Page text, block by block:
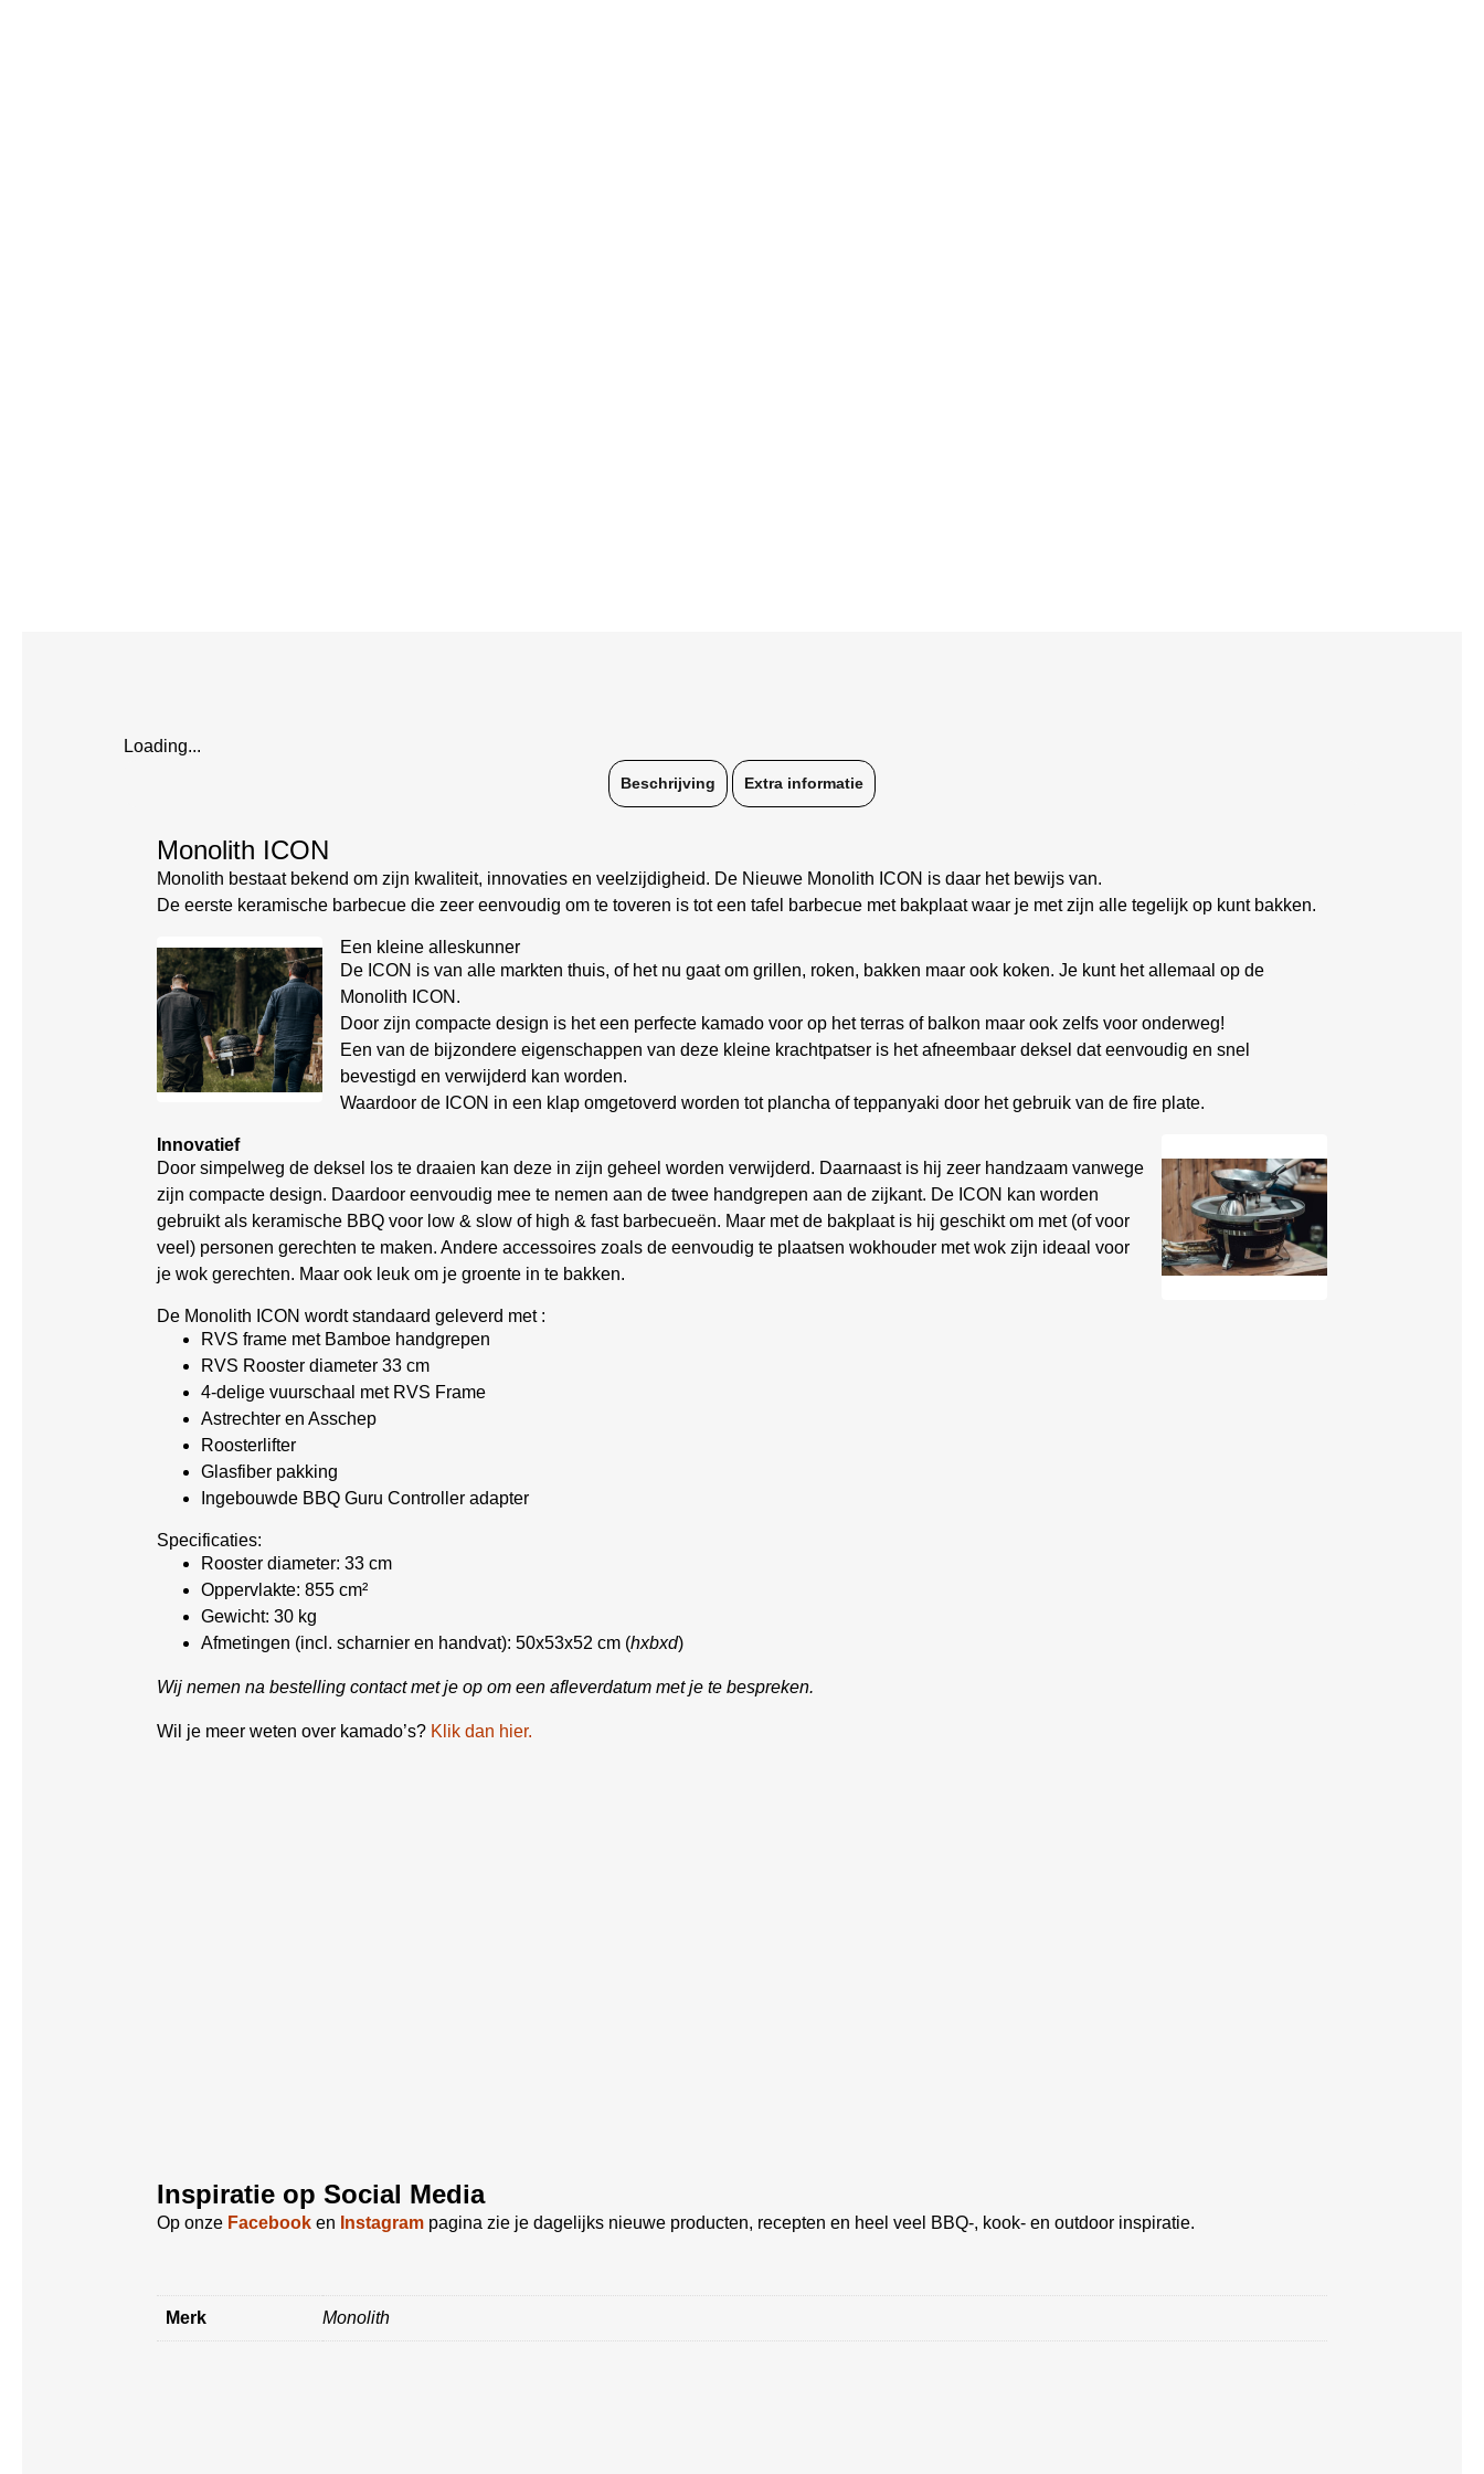
Loading...
Beschrijving Extra informatie
Monolith ICON
Monolith bestaat bekend om zijn kwaliteit, innovaties en veelzijdigheid. De Nieuwe Monolith ICON is daar het bewijs van.
De eerste keramische barbecue die zeer eenvoudig om te toveren is tot een tafel barbecue met bakplaat waar je met zijn alle tegelijk op kunt bakken.
Een kleine alleskunner
De ICON is van alle markten thuis, of het nu gaat om grillen, roken, bakken maar ook koken. Je kunt het allemaal op de
Monolith ICON.
Door zijn compacte design is het een perfecte kamado voor op het terras of balkon maar ook zelfs voor onderweg!
Een van de bijzondere eigenschappen van deze kleine krachtpatser is het afneembaar deksel dat eenvoudig en snel
bevestigd en verwijderd kan worden.
Waardoor de ICON in een klap omgetoverd worden tot plancha of teppanyaki door het gebruik van de fire plate.
Innovatief
Door simpelweg de deksel los te draaien kan deze in zijn geheel worden verwijderd. Daarnaast is hij zeer handzaam vanwege
zijn compacte design. Daardoor eenvoudig mee te nemen aan de twee handgrepen aan de zijkant. De ICON kan worden
gebruikt als keramische BBQ voor low & slow of high & fast barbecueën. Maar met de bakplaat is hij geschikt om met (of voor
veel) personen gerechten te maken. Andere accessoires zoals de eenvoudig te plaatsen wokhouder met wok zijn ideaal voor
je wok gerechten. Maar ook leuk om je groente in te bakken.
De Monolith ICON wordt standaard geleverd met :
RVS frame met Bamboe handgrepen
RVS Rooster diameter 33 cm
4-delige vuurschaal met RVS Frame
Astrechter en Asschep
Roosterlifter
Glasfiber pakking
Ingebouwde BBQ Guru Controller adapter
Specificaties:
Rooster diameter: 33 cm
Oppervlakte: 855 cm²
Gewicht: 30 kg
Afmetingen (incl. scharnier en handvat): 50x53x52 cm (hxbxd)
Wij nemen na bestelling contact met je op om een afleverdatum met je te bespreken.
Wil je meer weten over kamado’s? Klik dan hier.
Inspiratie op Social Media
Op onze Facebook en Instagram pagina zie je dagelijks nieuwe producten, recepten en heel veel BBQ-, kook- en outdoor inspiratie.
Merk Monolith